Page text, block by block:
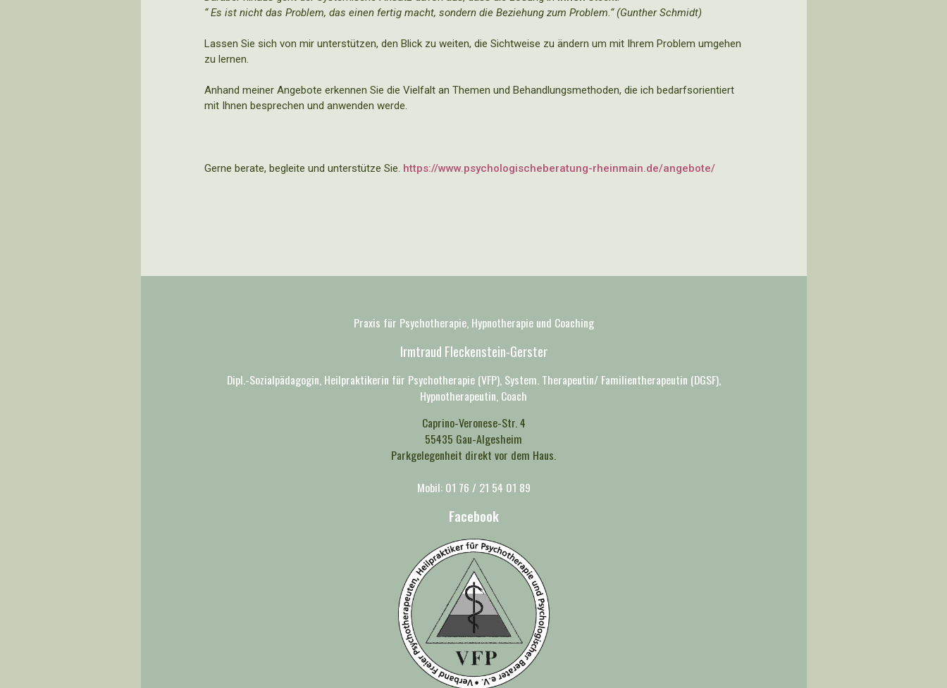
“ Es ist nicht das Problem, das einen fertig macht, sondern die Beziehung zum Problem.“ (Gunther Schmidt)
Lassen Sie sich von mir unterstützen, den Blick zu weiten, die Sichtweise zu ändern um mit Ihrem Problem umgehen
zu lernen.
Anhand meiner Angebote erkennen Sie die Vielfalt an Themen und Behandlungsmethoden, die ich bedarfsorientiert
mit Ihnen besprechen und anwenden werde.
Gerne berate, begleite und unterstütze Sie. https://www.psychologischeberatung-rheinmain.de/angebote/
Praxis für Psychotherapie, Hypnotherapie und Coaching
Irmtraud Fleckenstein-Gerster
Dipl.-Sozialpädagogin, Heilpraktikerin für Psychotherapie (VFP), System. Therapeutin/ Familientherapeutin (DGSF),
Hypnotherapeutin, Coach
Caprino-Veronese-Str. 4
55435 Gau-Algesheim
Parkgelegenheit direkt vor dem Haus.
Mobil: 01 76 / 21 54 01 89
Facebook